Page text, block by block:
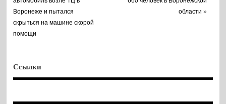
Воронеже и пытался
скрыться на машине скорой
помощи
области »
Ссылки